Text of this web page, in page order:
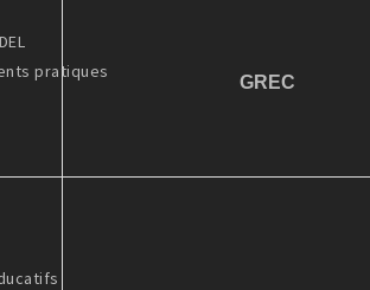
GREC
pratiques